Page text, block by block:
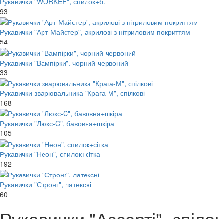
93
Рукавички "Арт-Майстер", акрилові з нітриловим покриттям
54
Рукавички "Вампірки", чорний-червоний
33
Рукавички зварювальника "Крага-М", спілкові
168
Рукавички "Люкс-C", бавовна+шкіра
105
Рукавички "Неон", спилок+сітка
192
Рукавички "Стронг", латексні
60